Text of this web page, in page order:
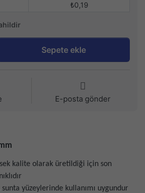
₺0,19
Sepete ekle
E-posta gönder
kalite olarak üretildiği için son
yüzeylerinde kullanımı uygundur